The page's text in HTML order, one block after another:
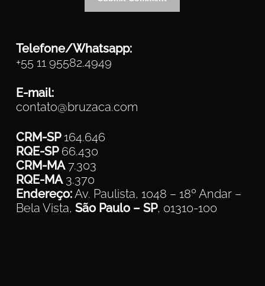
Telefone/Whatsapp:
+55 11 95582.4949
E-mail:
contato@bruzaca.com
CRM-SP164.646
RQE-SP66.430
CRM-MA7.303
RQE-MA3.370
Endereço:Av. Paulista, 1048 – 18º Andar –
Bela Vista, São Paulo – SP, 01310-100